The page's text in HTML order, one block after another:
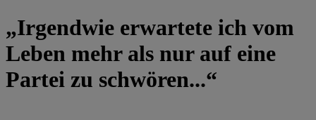
„Irgendwie erwartete ich vom
Leben mehr als nur auf eine
Partei zu schwören...“